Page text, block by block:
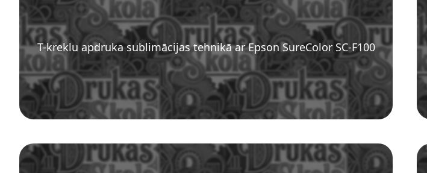
T-kreklu apdruka sublimācijas tehnikā ar Epson SureColor SC-F100